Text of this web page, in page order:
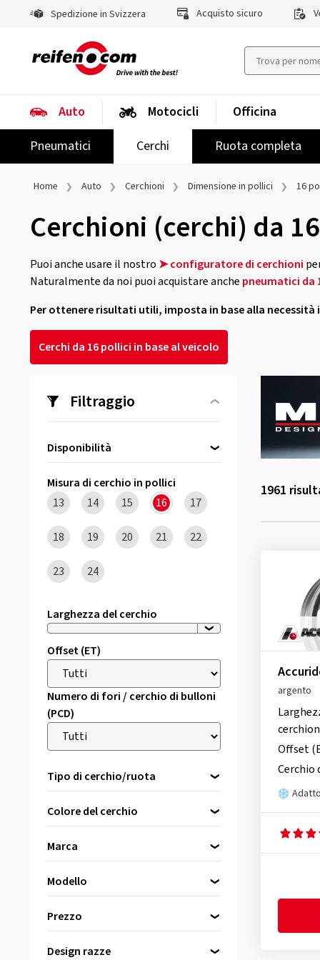
Spedizione in Svizzera Acquisto sicuro
Auto
Pneumatici
Cerchi Ruota completa
Motocicli Officina
Home Auto Cerchioni Dimensione in pollici 16
Cerchioni (cerchi) da
Puoi anche usare il nostro ➤ configuratore di cerchioni
Naturalmente da noi puoi acquistare anche pneumatici da
Per ottenere risultati utili, imposta in base alla
Cerchi da 16 pollici in base al veicolo
Filtraggio
Disponibilità
Misura di cerchio in pollici
13
14 15 16 17
18 19 20 21 22
23 24
Larghezza del cerchio
Offset (ET)
Numero di fori / cerchio di bulloni
(PCD)
Tipo di cerchio/ruota
Cerchioni in acciaio
Ruote di scorta
Colore del cerchio
nero
argento(583)
grigio / antracite
Marca
Alcar(179)
Alutec (140)
Modello
Prezzo
Design razze
1961
argento
Offset
Cerchio